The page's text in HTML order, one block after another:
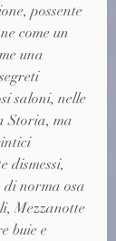
possente
come un
una
saloni, nelle
Storia, ma
dismessi,
di norma osa
Mezzanotte
buie e